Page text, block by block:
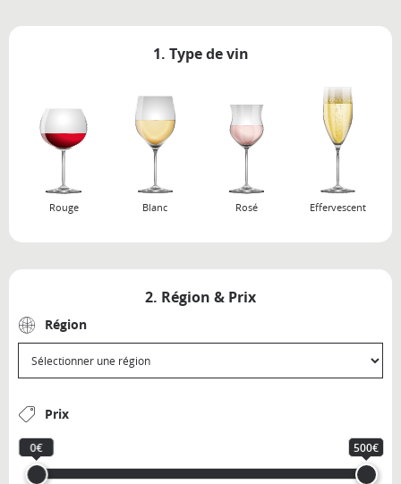
1. Type de vin
Rouge Blanc Rosé Effervescent
2. Région & Prix
Région
Prix
0€ 500€